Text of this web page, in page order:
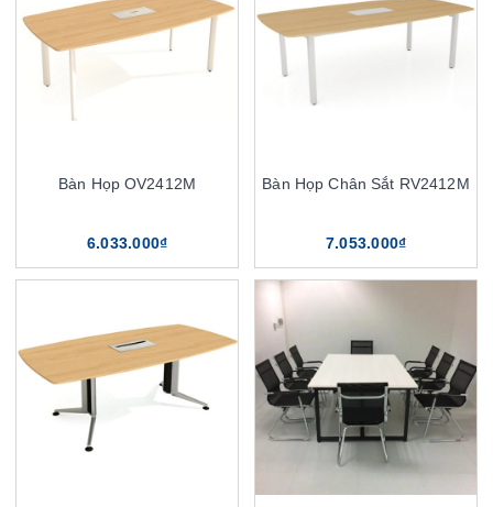
Bàn Họp OV2412M
6.033.000₫
Bàn Họp Chân Sắt RV2412M
7.053.000₫